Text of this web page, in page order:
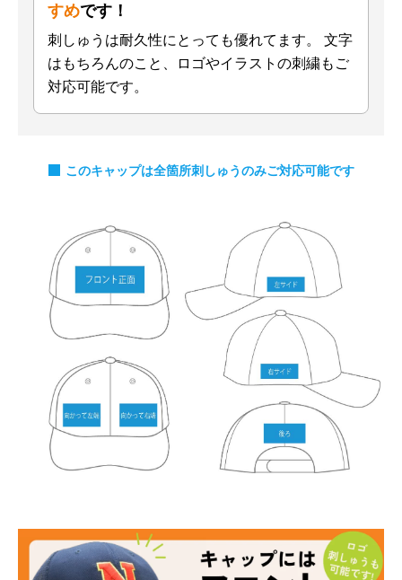
すめです！
刺しゅうは耐久性にとっても優れてます。
文字
はもちろんのこと、ロゴやイラストの刺繍もご
対応可能です。
このキャップは全箇所刺しゅうのみご対応可能です